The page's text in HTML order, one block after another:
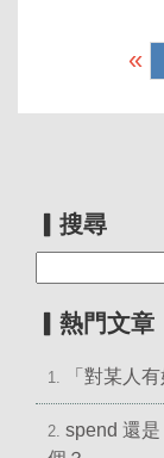
«
▎搜尋
▎熱門文章
1. 「對某人
2. spend 還